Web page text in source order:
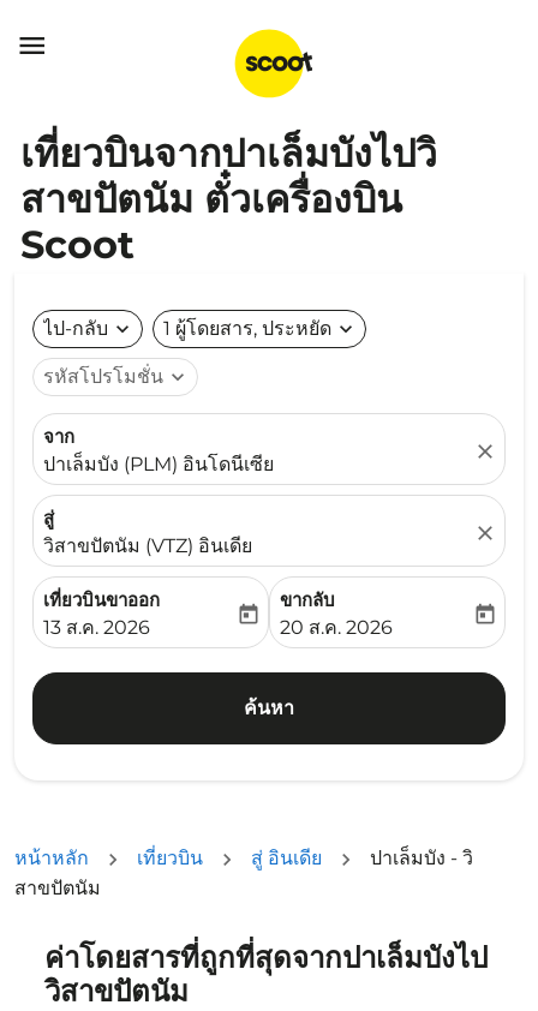

เที่ยวบินจากปาเล็มบังไปวิ
สาขปัตนัม ตั๋วเครื่องบิน
Scoot
ไป-กลับ expand_more 1 ผู้โดยสาร, ประหยัด expand_more
รหัสโปรโมชั่น expand_more
จาก
ปาเล็มบัง (PLM) อินโดนีเซีย
close
สู่
วิสาขปัตนัม (VTZ) อินเดีย
close
เที่ยวบินขาออก
fc-booking-departure-date-aria-label
13 ส.ค. 2026
today
ขากลับ
fc-booking-return-date-
20 ส.ค. 2026
today
ค้นหา
หน้าหลัก เที่ยวบิน สู่ อินเดีย
ปาเล็มบัง - วิ
สาขปัตนัม
ค่าโดยสารที่ถูกที่สุดจากปาเล็มบังไป
วิสาขปัตนัม
ลองอัปเดตเส้นทางของคุณ (ต้นทางและ/หรือปลายทาง) หรื